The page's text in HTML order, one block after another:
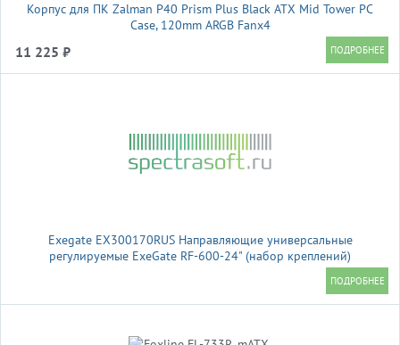
Корпус для ПК Zalman P40 Prism Plus Black ATX Mid Tower PC
Case, 120mm ARGB Fanx4
11 225 ₽
Exegate EX300170RUS Направляющие универсальные
регулируемые ExeGate RF-600-24" (набор креплений)
(продольные , высота 43 мм, длина в сложенном/раздвинутом